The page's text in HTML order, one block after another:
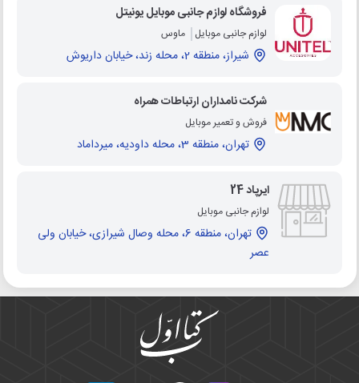
فروشگاه لوازم جانبی موبایل یونیتل
لوازم جانبی موبایل ماوس
شیراز، منطقه 2، محله زند، خیابان داریوش
شرکت نامداران ارتباطات همراه
فروش و تعمیر موبایل
تهران، منطقه 3، محله داودیه، میرداماد
ایرپاد 24
لوازم جانبی موبایل
تهران، منطقه 6، محله وصال شیرازی، خیابان ولی
عصر